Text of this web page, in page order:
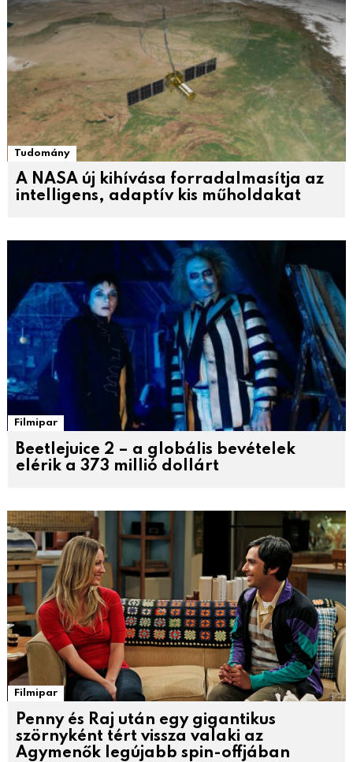
Tudomány
A NASA új kihívása forradalmasítja az
intelligens, adaptív kis műholdakat
Filmipar
Beetlejuice 2 – a globális bevételek
elérik a 373 millió dollárt
Filmipar
Penny és Raj után egy gigantikus
szörnyként tért vissza valaki az
Agymenők legújabb spin-offjában